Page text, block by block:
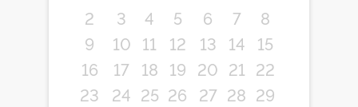
2
3 4 5 6 7
8
9
10 11 12 13 14
15
16
17 18 19 20 21
22
23
24 25 26 27 28 29